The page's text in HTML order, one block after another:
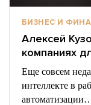
БИЗНЕС И
Алексей
компаниях
Еще совсем
интеллекте в